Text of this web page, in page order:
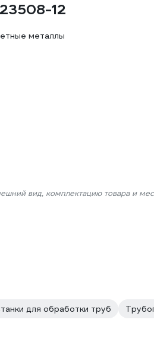
12
металлы
вид, комплектацию товара и
для обработки труб